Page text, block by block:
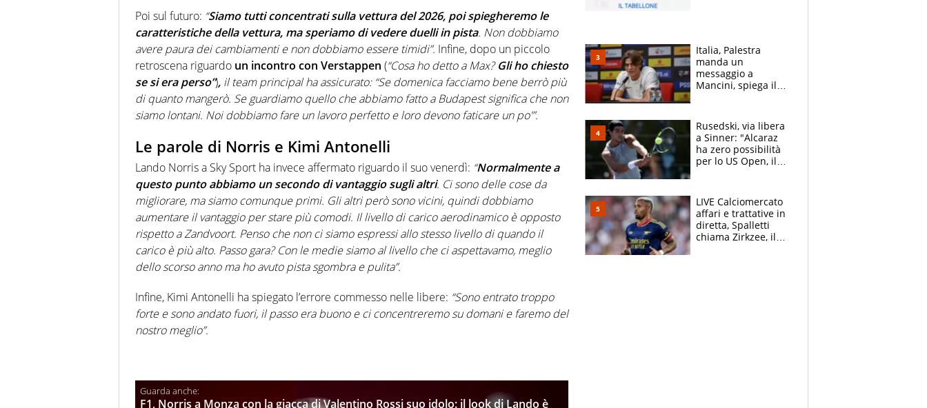
Poi sul futuro: “Siamo tutti concentrati sulla vettura del 2026, poi spiegheremo le
caratteristiche della vettura, ma speriamo di vedere duelli in pista. Non dobbiamo
avere paura dei cambiamenti e non dobbiamo essere timidi”. Infine, dopo un piccolo
retroscena riguardo un incontro con Verstappen (“Cosa ho detto a Max?Gli ho chiesto
se si era perso”), il team principal ha assicurato: “Se domenica facciamo bene berrò più
di quanto mangerò. Se guardiamo quello che abbiamo fatto a Budapest significa che non
siamo lontani. Noi dobbiamo fare un lavoro perfetto e loro devono faticare un po'”.
Le parole di Norris e Kimi Antonelli
Lando Norris a Sky Sport ha invece affermato riguardo il suo venerdì: “Normalmente a
questo punto abbiamo un secondo di vantaggio sugli altri. Ci sono delle cose da
migliorare, ma siamo comunque primi. Gli altri però sono vicini, quindi dobbiamo
aumentare il vantaggio per stare più comodi. Il livello di carico aerodinamico è opposto
rispetto a Zandvoort. Penso che non ci siamo espressi allo stesso livello di quando il
carico è più alto. Passo gara? Con le medie siamo al livello che ci aspettavamo, meglio
dello scorso anno ma ho avuto pista sgombra e pulita”.
Infine, Kimi Antonelli ha spiegato l’errore commesso nelle libere: “Sono entrato troppo
forte e sono andato fuori, il passo era buono e ci concentreremo su domani e faremo del
nostro meglio”.
F1, Norris a Monza con la giacca di Valentino Rossi suo idolo: il look di Lando è
Italia, Palestra
manda un
messaggio a
Mancini, spiega il
l'alleanza con
Donnarumma
Rusedski, via libera
a Sinner: "Alcaraz
ha zero possibilità
per lo US Open, il
LIVE Calciomercato
affari e trattative in
diretta, Spalletti
chiama Zirkzee, il